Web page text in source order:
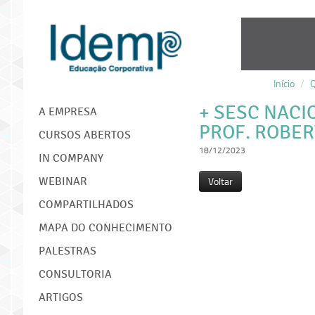
IDEMP
Início /
A EMPRESA
CURSOS ABERTOS
IN COMPANY
WEBINAR
COMPARTILHADOS
MAPA DO CONHECIMENTO
PALESTRAS
CONSULTORIA
ARTIGOS
+ SESC
PROF.
18/12/2023
Voltar